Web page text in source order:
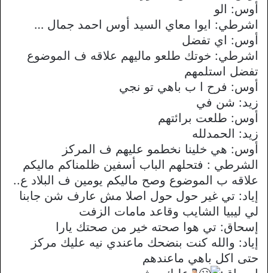
أوس: الو
اشرطي: ايوا معاي السيد أوس احمد جمال …
أوس: اي تفضل
اشرطي: خوتك طلعو ماليهم علاقه ف الموضوع
تفضل استلمهم
أوس: فرح ا ب باهي تو نجي
زيد: شن في
أوس: طلعت برائتهم
زيد: الحمدلله
أوس: هي خلينا نخطمو عليهم ف المركز
الشرطي : فتحلهم الباب أسفين ظلمناكم ماليكم
علاقه ب الموضوع وصح ماليكم يومين ف البلاد ع..
إياد: تي غير حول حول اصلا مش عارف شن جابنا
لي ليبيا الشايب وقاعد مامات الزفت
إسحاق: تي هوا صحته خير من صحتك يارا
إياد: والله كنت بنضحك ماعندي نيه عليك مركز
حتى اكل باهي ماعندهم